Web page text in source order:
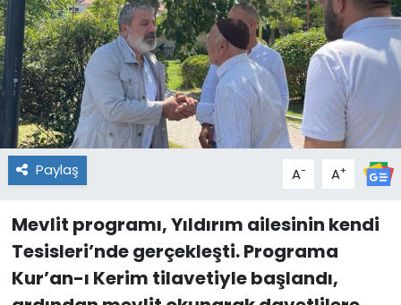
Paylaş A- A+
Mevlit programı, Yıldırım ailesinin kendi
Tesisleri’nde gerçekleşti. Programa
Kur’an-ı Kerim tilavetiyle başlandı,